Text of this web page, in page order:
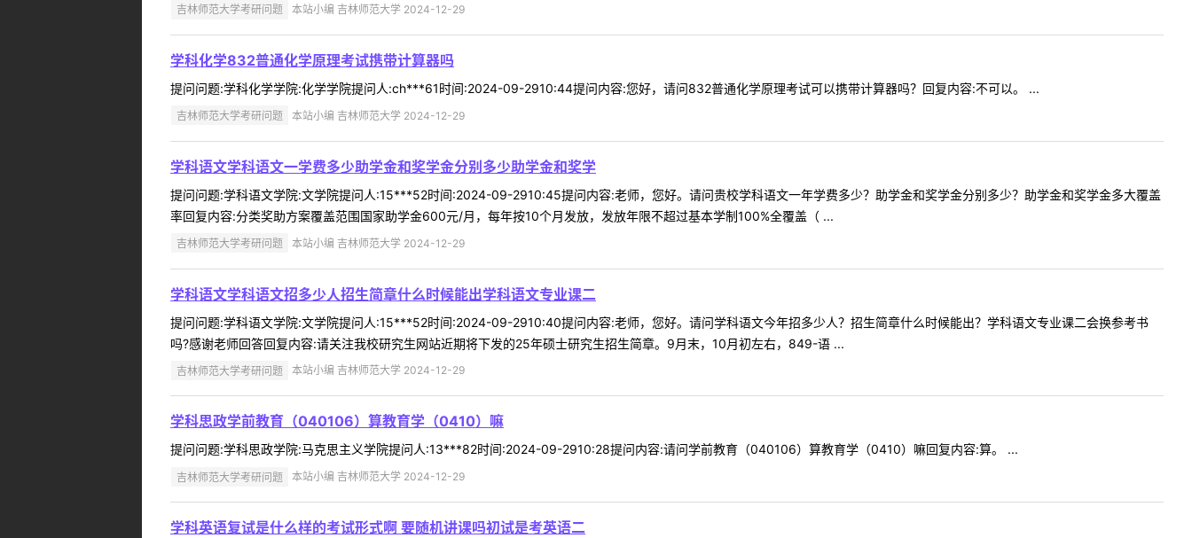
吉林师范大学考研问题 本站小编 吉林师范大学 2024-12-29
学科化学832普通化学原理考试携带计算器吗
提问问题:学科化学学院:化学学院提问人:ch***61时间:2024-09-2910:44提问内容:您好，请问832普通化学原理考试可以携带计算器吗？回复内容:不可以。 ...
吉林师范大学考研问题 本站小编 吉林师范大学 2024-12-29
学科语文学科语文一学费多少助学金和奖学金分别多少助学金和奖学
提问问题:学科语文学院:文学院提问人:15***52时间:2024-09-2910:45提问内容:老师，您好。请问贵校学科语文一年学费多少？助学金和奖学金分别多少？助学金和奖学金多大覆盖
率回复内容:分类奖助方案覆盖范围国家助学金600元/月，每年按10个月发放，发放年限不超过基本学制100%全覆盖（ ...
吉林师范大学考研问题 本站小编 吉林师范大学 2024-12-29
学科语文学科语文招多少人招生简章什么时候能出学科语文专业课二
提问问题:学科语文学院:文学院提问人:15***52时间:2024-09-2910:40提问内容:老师，您好。请问学科语文今年招多少人？招生简章什么时候能出？学科语文专业课二会换参考书
吗?感谢老师回答回复内容:请关注我校研究生网站近期将下发的25年硕士研究生招生简章。9月末，10月初左右，849-语 ...
吉林师范大学考研问题 本站小编 吉林师范大学 2024-12-29
学科思政学前教育（040106）算教育学（0410）嘛
提问问题:学科思政学院:马克思主义学院提问人:13***82时间:2024-09-2910:28提问内容:请问学前教育（040106）算教育学（0410）嘛回复内容:算。 ...
吉林师范大学考研问题 本站小编 吉林师范大学 2024-12-29
学科英语复试是什么样的考试形式啊 要随机讲课吗初试是考英语二